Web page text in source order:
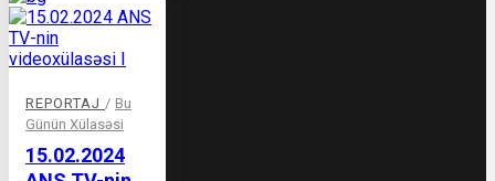
REPORTAJ / Bu
Günün Xülasəsi
15.02.2024